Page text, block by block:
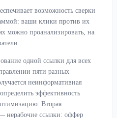
возможность сверки
ваши клики против их
можно проанализировать, на
одной ссылки для всех
пяти разных
неинформативная
эффективность
Вторая
нерабочие ссылки: оффер